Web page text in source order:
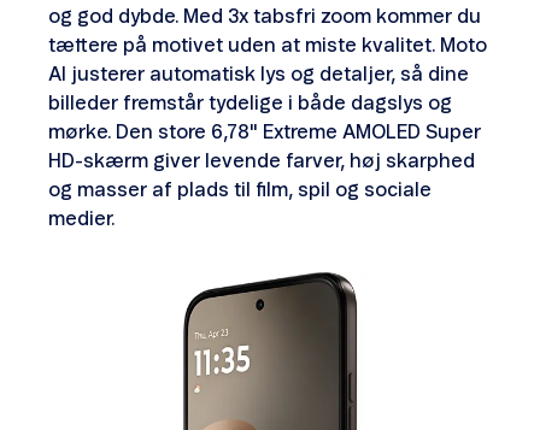
og god dybde. Med 3x tabsfri zoom kommer du
tættere på motivet uden at miste kvalitet. Moto
AI justerer automatisk lys og detaljer, så dine
billeder fremstår tydelige i både dagslys og
mørke. Den store 6,78" Extreme AMOLED Super
HD-skærm giver levende farver, høj skarphed
og masser af plads til film, spil og sociale
medier.